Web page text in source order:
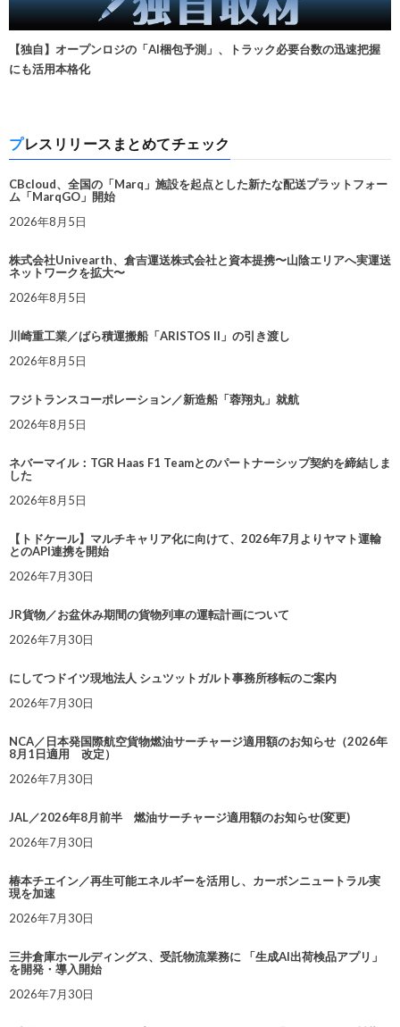
【独自】オープンロジの「AI梱包予測」、トラック必要台数の迅速把握
にも活用本格化
プレスリリースまとめてチェック
CBcloud、全国の「Marq」施設を起点とした新たな配送プラットフォー
ム「MarqGO」開始
2026年8月5日
株式会社Univearth、倉吉運送株式会社と資本提携〜山陰エリアへ実運送
ネットワークを拡大〜
2026年8月5日
川崎重工業／ばら積運搬船「ARISTOS II」の引き渡し
2026年8月5日
フジトランスコーポレーション／新造船「蓉翔丸」就航
2026年8月5日
ネバーマイル：TGR Haas F1 Teamとのパートナーシップ契約を締結しま
した
2026年8月5日
【トドケール】マルチキャリア化に向けて、2026年7月よりヤマト運輸
とのAPI連携を開始
2026年7月30日
JR貨物／お盆休み期間の貨物列車の運転計画について
2026年7月30日
にしてつドイツ現地法人 シュツットガルト事務所移転のご案内
2026年7月30日
NCA／日本発国際航空貨物燃油サーチャージ適用額のお知らせ（2026年
8月1日適用 改定）
2026年7月30日
JAL／2026年8月前半 燃油サーチャージ適用額のお知らせ(変更)
2026年7月30日
椿本チエイン／再生可能エネルギーを活用し、カーボンニュートラル実
現を加速
2026年7月30日
三井倉庫ホールディングス、受託物流業務に 「生成AI出荷検品アプリ」
を開発・導入開始
2026年7月30日